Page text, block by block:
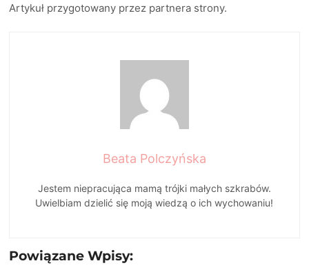
Artykuł przygotowany przez partnera strony.
Beata Polczyńska
Jestem niepracująca mamą trójki małych szkrabów.
Uwielbiam dzielić się moją wiedzą o ich wychowaniu!
Powiązane Wpisy: